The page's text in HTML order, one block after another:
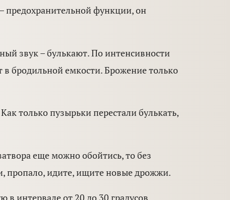
предохранительной функции, он
звук – булькают. По интенсивности
в бродильной емкости. Брожение только
только пузырьки перестали булькать,
еще можно обойтись, то без
пропало, идите, ищите новые дрожжи.